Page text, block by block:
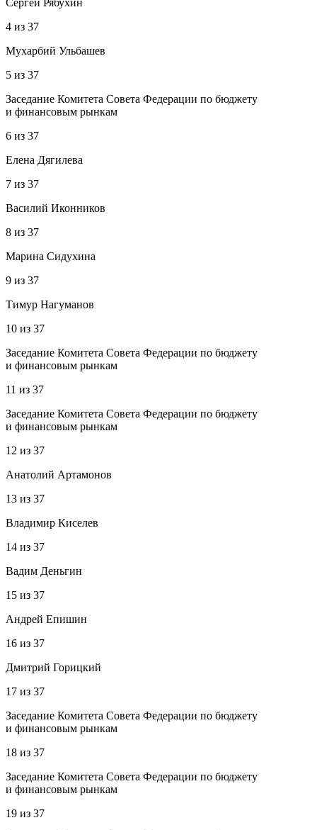
Сергей Рябухин
4 из 37
Мухарбий Ульбашев
5 из 37
Заседание Комитета Совета Федерации по бюджету
и финансовым рынкам
6 из 37
Елена Дягилева
7 из 37
Василий Иконников
8 из 37
Марина Сидухина
9 из 37
Тимур Нагуманов
10 из 37
Заседание Комитета Совета Федерации по бюджету
и финансовым рынкам
11 из 37
Заседание Комитета Совета Федерации по бюджету
и финансовым рынкам
12 из 37
Анатолий Артамонов
13 из 37
Владимир Киселев
14 из 37
Вадим Деньгин
15 из 37
Андрей Епишин
16 из 37
Дмитрий Горицкий
17 из 37
Заседание Комитета Совета Федерации по бюджету
и финансовым рынкам
18 из 37
Заседание Комитета Совета Федерации по бюджету
и финансовым рынкам
19 из 37